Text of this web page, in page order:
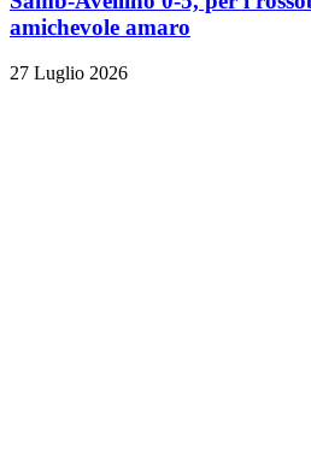
amichevole amaro
27 Luglio 2026